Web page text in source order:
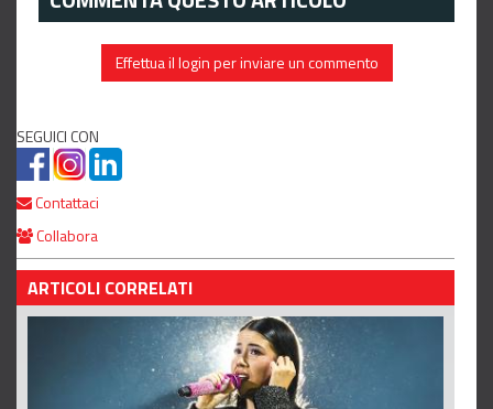
Effettua il login per inviare un commento
SEGUICI CON
Contattaci
Collabora
ARTICOLI CORRELATI